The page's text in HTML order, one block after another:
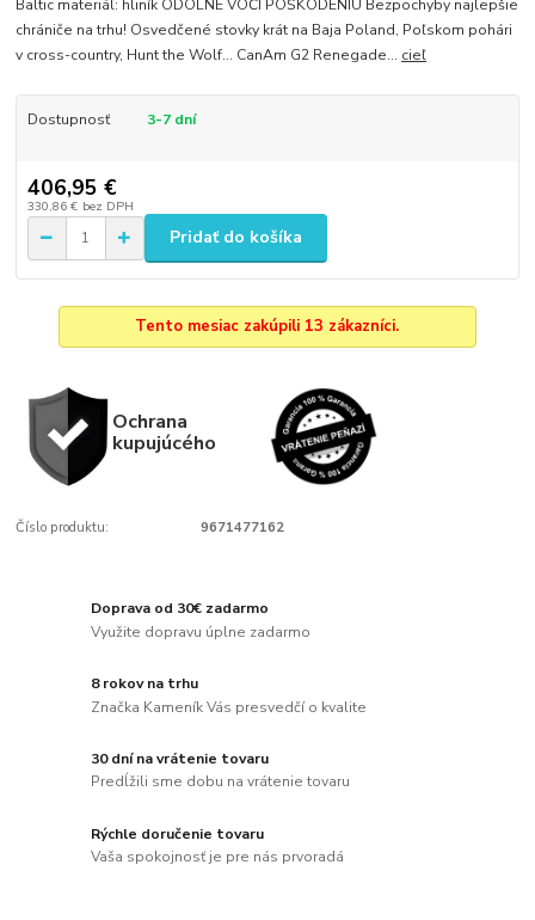
Baltic materiál: hliník ODOLNÉ VOČI POŠKODENIU Bezpochyby najlepšie
chrániče na trhu! Osvedčené stovky krát na Baja Poland, Poľskom pohári
v cross-country, Hunt the Wolf... CanAm G2 Renegade... cieľ
Dostupnosť 3-7 dní
406,95 €
330,86 € bez DPH
Pridať do košíka
Tento mesiac zakúpili 13 zákazníci.
Ochrana
kupujúcého
Číslo produktu: 9671477162
Doprava od 30€ zadarmo
Využite dopravu úplne zadarmo
8 rokov na trhu
Značka Kameník Vás presvedčí o kvalite
30 dní na vrátenie tovaru
Predĺžili sme dobu na vrátenie tovaru
Rýchle doručenie tovaru
Vaša spokojnosť je pre nás prvoradá